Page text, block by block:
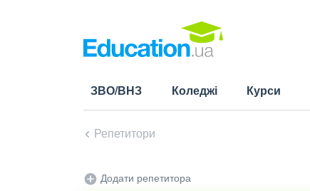
ЗВО/ВНЗ Коледжі Курси
Репетитори
Додати репетитора